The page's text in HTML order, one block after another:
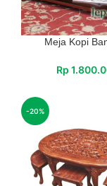
Meja Kopi
Rp
-20%